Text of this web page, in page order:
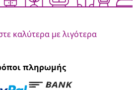
καλύτερα με λιγότερα
πληρωμής